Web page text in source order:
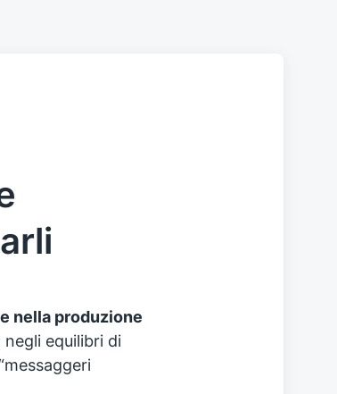
nella produzione
equilibri di